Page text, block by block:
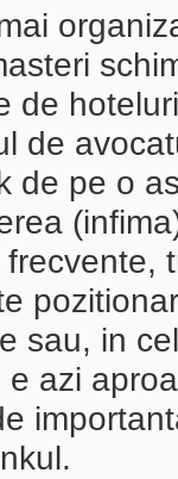
de
de
de pe o
sau, in
azi